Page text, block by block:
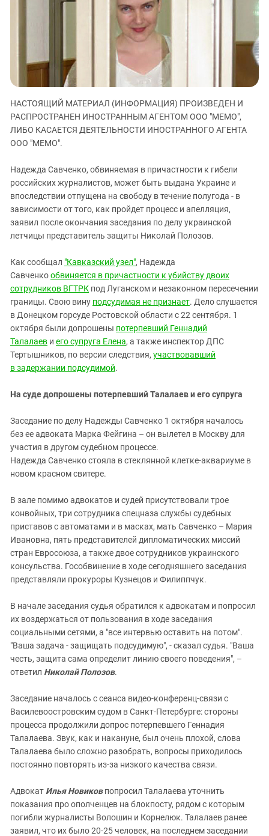
ЗАСТАВЛЯЕТ
КАВКАЗ ЗА ПАЛЕСТИНУ
ИНАКОМЫСЛИЕ В ЧЕЧНЕ
ПРЕСЛЕДОВАНИЕ АКТИВИСТОВ
МОБИЛИЗАЦИЯ И ПРОТЕСТЫ
Калмыкия
Карачаево-Черкесия
Краснодарский край
Нагорный Карабах
Российская Федерация
Северная Осетия - Алания
СКФО
Ставропольский край
Чечня
Южный Кавказ
ЮФО
НАСТОЯЩИЙ МАТЕРИАЛ (ИНФОРМАЦИЯ) ПРОИЗВЕДЕН И
РАСПРОСТРАНЕН ИНОСТРАННЫМ АГЕНТОМ ООО "МЕМО",
ЛИБО КАСАЕТСЯ ДЕЯТЕЛЬНОСТИ ИНОСТРАННОГО АГЕНТА
ООО "МЕМО".
Надежда Савченко, обвиняемая в причастности к гибели
российских журналистов, может быть выдана Украине и
впоследствии отпущена на свободу в течение полугода - в
зависимости от того, как пройдет процесс и апелляция,
заявил после окончания заседания по делу украинской
летчицы представитель защиты Николай Полозов.
Как сообщал "Кавказский узел", Надежда
Савченкообвиняется в причастности к убийству двоих
сотрудников ВГТРК под Луганском и незаконном пересечении
границы. Свою вину подсудимая не признает. Дело слушается
в Донецком горсуде Ростовской области с 22 сентября. 1
октября были допрошены потерпевший Геннадий
Талалаев и его супруга Елена, а также инспектор ДПС
Тертышников, по версии следствия, участвовавший
в задержании подсудимой.
На суде допрошены потерпевший Талалаев и его супруга
Заседание по делу Надежды Савченко 1 октября началось
без ее адвоката Марка Фейгина – он вылетел в Москву для
участия в другом судебном процессе.
Надежда Савченко стояла в стеклянной клетке-аквариуме в
новом красном свитере.
В зале помимо адвокатов и судей присутствовали трое
конвойных, три сотрудника спецназа службы судебных
приставов с автоматами и в масках, мать Савченко – Мария
Ивановна, пять представителей дипломатических миссий
стран Евросоюза, а также двое сотрудников украинского
консульства. Гособвинение в ходе сегодняшнего заседания
представляли прокуроры Кузнецов и Филиппчук.
В начале заседания судья обратился к адвокатам и попросил
их воздержаться от пользования в ходе заседания
социальными сетями, а "все интервью оставить на потом".
"Ваша задача - защищать подсудимую", - сказал судья. "Ваша
честь, защита сама определит линию своего поведения", –
ответил Николай Полозов.
Заседание началось с сеанса видео-конференц-связи с
Василевоостровским судом в Санкт-Петербурге: стороны
процесса продолжили допрос потерпевшего Геннадия
Талалаева. Звук, как и накануне, был очень плохой, слова
Талалаева было сложно разобрать, вопросы приходилось
постоянно повторять из-за низкого качества связи.
Адвокат Илья Новиковпопросил Талалаева уточнить
показания про ополченцев на блокпосту, рядом с которым
погибли журналисты Волошин и Корнелюк. Талалаев ранее
заявил, что их было 20-25 человек, на последнем заседании